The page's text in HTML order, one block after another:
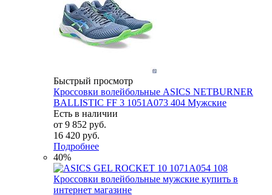
Быстрый просмотр
Кроссовки волейбольные ASICS NETBURNER
BALLISTIC FF 3 1051A073 404 Мужские
Есть в наличии
от 9 852 руб.
16 420 руб.
Подробнее
40%